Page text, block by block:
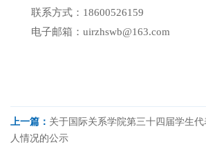
联系方式： 18600526159
电子邮箱： uirzhswb@163.com
上一篇： 关于国际关系学院第三十四届学生
人情况的公示